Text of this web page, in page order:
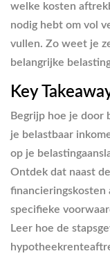
welke kosten
nodig hebt om vol
vullen. Zo weet je
belangrijke
Key
Begrijp hoe je door
je belastbaar
op je
Ontdek dat naast
financieringskosten
specifieke
Leer hoe de